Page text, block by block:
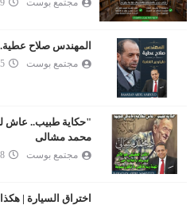
مجتمع بوست 29
المهندس صلاح
مجتمع بوست 25
"حكاية طبيب.. عاش
محمد مشالى
مجتمع بوست 18
اختراق السيارة |